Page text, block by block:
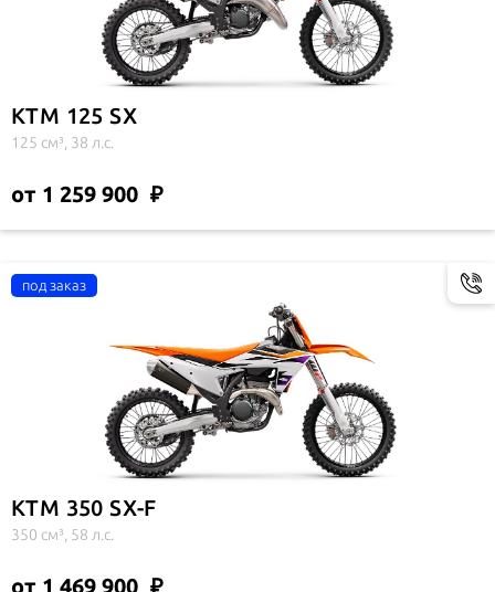
KTM 125 SX
125 см³, 38 л.с.
от 1 259 900
KTM 350 SX-F
350 см³, 58 л.с.
от 1 469 900